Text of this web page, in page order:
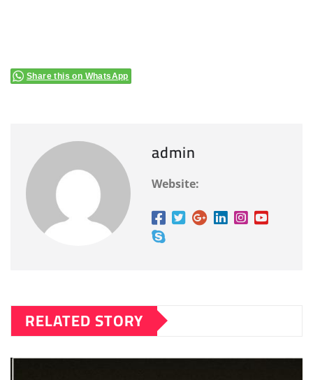
Share this on WhatsApp
admin
Website:
RELATED STORY